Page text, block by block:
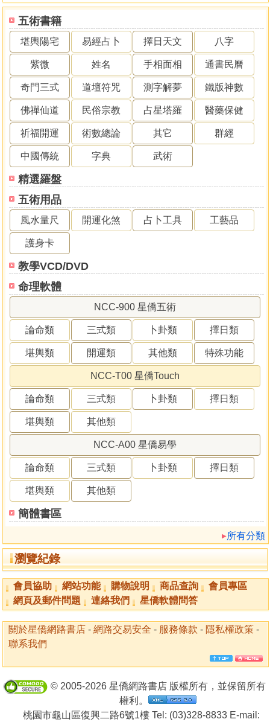
五術書籍
堪輿陽宅 易經占卜 擇日天文 八字
紫微 姓名 手相面相 通書民曆
奇門三式 道壇符咒 測字解夢 鐵版神數
佛禪仙道 民俗宗教 占星塔羅 醫藥保健
祈福開運 術數總論 其它 群經
中國傳統 字典 武術
精選羅盤
五術用品
風水量尺 開運化煞 占卜工具 工藝品
護身卡
教學VCD/DVD
命理軟體
NCC-900 星僑五術
論命類 三式類 卜卦類 擇日類
堪輿類 開運類 其他類 特殊功能
NCC-T00 星僑Touch
論命類 三式類 卜卦類 擇日類
堪輿類 其他類
NCC-A00 星僑易學
論命類 三式類 卜卦類 擇日類
堪輿類 其他類
簡體書區
所有分類
瀏覽紀錄
會員協助 網站功能 購物說明 商品查詢
會員專區
網頁及郵件問題
連絡我們 星僑軟體問答
關於星僑網路書店 - 網路交易安全 - 服務條款 - 隱私權政策 -
聯系我們
© 2005-2026 星僑網路書店 版權所有，並保留所有
權利。
桃園市龜山區復興二路6號1樓 Tel: (03)328-8833 E-mail: